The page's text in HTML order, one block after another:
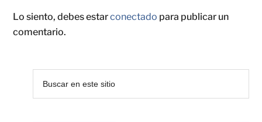
Lo siento, debes estarconectado para publicar un
comentario.